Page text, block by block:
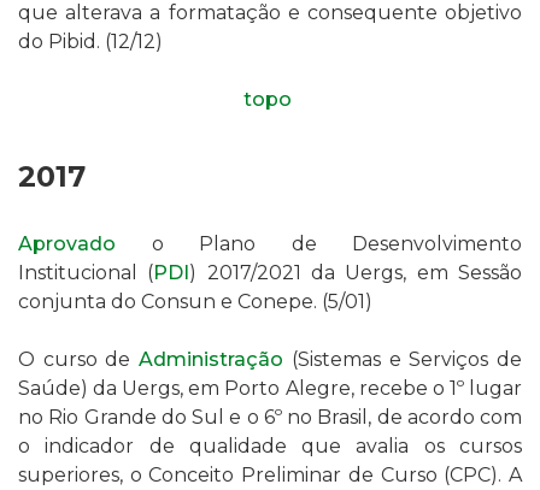
que alterava a formatação e consequente objetivo
do Pibid. (12/12)
topo
2017
Aprovado o Plano de Desenvolvimento
Institucional (PDI) 2017/2021 da Uergs, em Sessão
conjunta do Consun e Conepe. (5/01)
O curso deAdministração (Sistemas e Serviços de
Saúde) da Uergs, em Porto Alegre, recebe o 1º lugar
no Rio Grande do Sul e o 6º no Brasil, de acordo com
o indicador de qualidade que avalia os cursos
superiores, o Conceito Preliminar de Curso (CPC). A